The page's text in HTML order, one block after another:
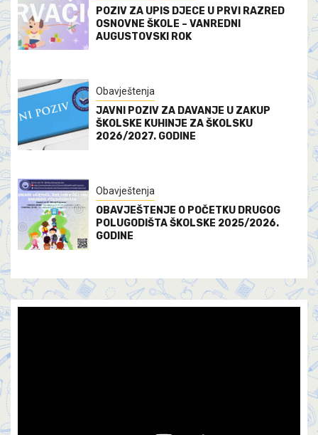
POZIV ZA UPIS DJECE U PRVI RAZRED
OSNOVNE ŠKOLE – VANREDNI
AUGUSTOVSKI ROK
Obavještenja
JAVNI POZIV ZA DAVANJE U ZAKUP
ŠKOLSKE KUHINJE ZA ŠKOLSKU
2026/2027. GODINE
Obavještenja
OBAVJEŠTENJE O POČETKU DRUGOG
POLUGODIŠTA ŠKOLSKE 2025/2026.
GODINE